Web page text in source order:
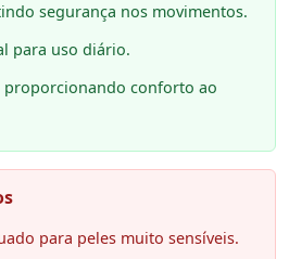
segurança nos movimentos.
para uso diário.
proporcionando conforto ao
para peles muito sensíveis.